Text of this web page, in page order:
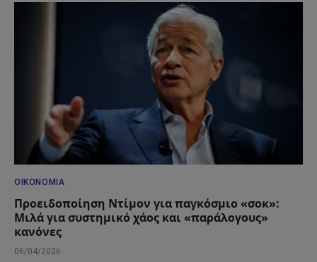
ΟΙΚΟΝΟΜΊΑ
Προειδοποίηση Ντίμον για παγκόσμιο «σοκ»:
Μιλά για συστημικό χάος και «παράλογους»
κανόνες
06/04/2026